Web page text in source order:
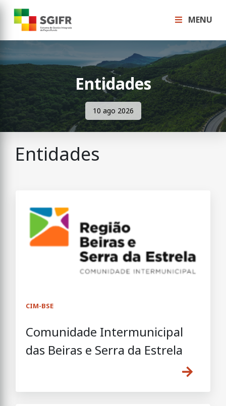
MENU
Entidades
10 ago 2026
Entidades
CIM-BSE
Comunidade Intermunicipal
das Beiras e Serra da Estrela